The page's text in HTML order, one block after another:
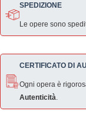
SPEDIZIONE
Le opere sono
CERTIFICATO DI
Ogni opera è
Autenticità.